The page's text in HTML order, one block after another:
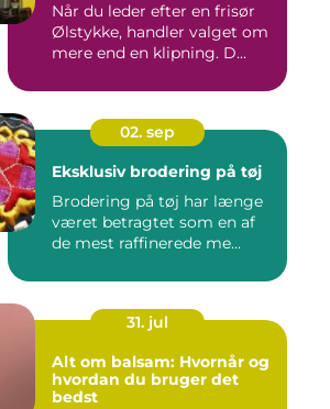
Når du leder efter en frisør
Ølstykke, handler valget om
mere end en klipning. D...
02. sep
Eksklusiv brodering på tøj
Brodering på tøj har længe
været betragtet som en af
de mest raffinerede me...
31. jul
Alt om balsam: Hvornår og
hvordan du bruger det
bedst